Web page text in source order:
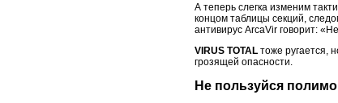
А теперь слегка изменим
концом таблицы секций,
антивирус ArcaVir говорит:
VIRUS TOTAL тоже ругается,
грозящей опасности.
Не пользуйся